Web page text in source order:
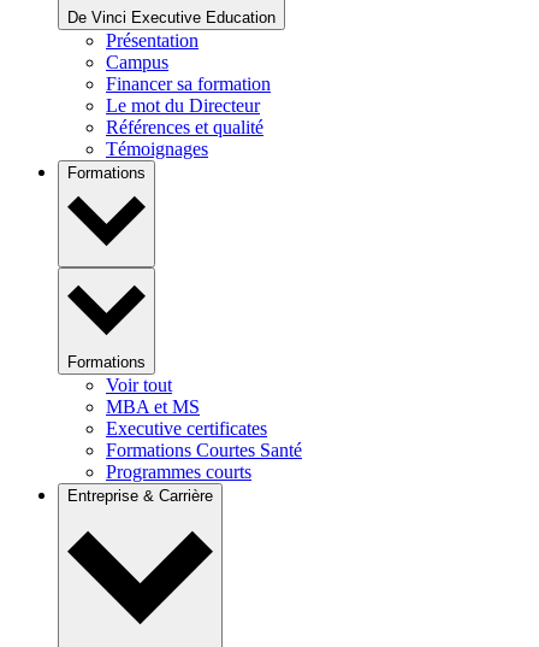
De Vinci Executive Education
Présentation
Campus
Financer sa formation
Le mot du Directeur
Références et qualité
Témoignages
Formations
Formations
Voir tout
MBA et MS
Executive certificates
Formations Courtes Santé
Programmes courts
Entreprise & Carrière